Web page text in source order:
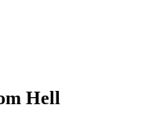
Hell